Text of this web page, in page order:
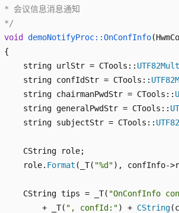
        ret = hwmsdkagent::
    }
return ret;
* 会议信息消息通知
*/
void
demoNotifyProc::OnConfInfo
{
    string urlStr = CTools::
    string confIdStr = CTools::
    string chairmanPwdStr = CTools::
    string generalPwdStr = CTools::
    string subjectStr = CTools::
    CString role;
    role.
Format (_T( "%d"), confInfo-
    CString tips = _T(
"OnConfInfo
        + _T(
", confId:") + CString